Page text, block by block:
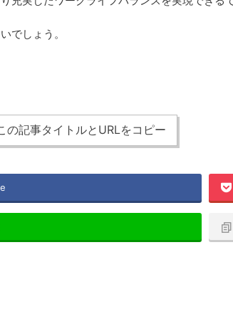
でしょう。
の記事タイトルとURLをコピー